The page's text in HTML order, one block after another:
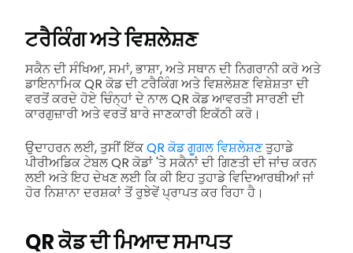
ਟਰੈਕਿੰਗ ਅਤੇ ਵਿਸ਼ਲੇਸ਼ਣ
ਸਕੈਨ ਦੀ ਸੰਖਿਆ, ਸਮਾਂ, ਭਾਸ਼ਾ, ਅਤੇ ਸਥਾਨ ਦੀ ਨਿਗਰਾਨੀ ਕਰੋ ਅਤੇ
ਡਾਇਨਾਮਿਕ QR ਕੋਡ ਦੀ ਟਰੈਕਿੰਗ ਅਤੇ ਵਿਸ਼ਲੇਸ਼ਣ ਵਿਸ਼ੇਸ਼ਤਾ ਦੀ
ਵਰਤੋਂ ਕਰਦੇ ਹੋਏ ਚਿੰਨ੍ਹਾਂ ਦੇ ਨਾਲ QR ਕੋਡ ਆਵਰਤੀ ਸਾਰਣੀ ਦੀ
ਕਾਰਗੁਜ਼ਾਰੀ ਅਤੇ ਵਰਤੋਂ ਬਾਰੇ ਜਾਣਕਾਰੀ ਇਕੱਠੀ ਕਰੋ।
ਉਦਾਹਰਨ ਲਈ, ਤੁਸੀਂ ਇੱਕQR ਕੋਡ ਗੂਗਲ ਵਿਸ਼ਲੇਸ਼ਣਤੁਹਾਡੇ
ਪੀਰੀਅਡਿਕ ਟੇਬਲ QR ਕੋਡਾਂ 'ਤੇ ਸਕੈਨਾਂ ਦੀ ਗਿਣਤੀ ਦੀ ਜਾਂਚ ਕਰਨ
ਲਈ ਅਤੇ ਇਹ ਦੇਖਣ ਲਈ ਕਿ ਕੀ ਇਹ ਤੁਹਾਡੇ ਵਿਦਿਆਰਥੀਆਂ ਜਾਂ
ਹੋਰ ਨਿਸ਼ਾਨਾ ਦਰਸ਼ਕਾਂ ਤੋਂ ਰੁਝੇਵੇਂ ਪ੍ਰਾਪਤ ਕਰ ਰਿਹਾ ਹੈ।
QR ਕੋਡ ਦੀ ਮਿਆਦ ਸਮਾਪਤ